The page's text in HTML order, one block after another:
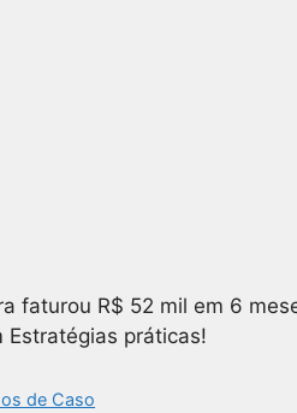
faturou R$ 52 mil em 6
Estratégias práticas!
de Caso